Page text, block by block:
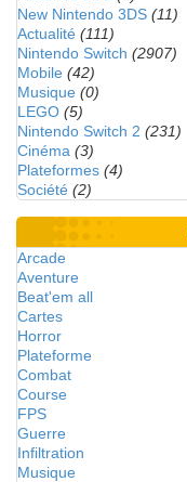
New Nintendo 3DS (11)
Actualité (111)
Nintendo Switch (2907)
Mobile (42)
Musique (0)
LEGO (5)
Nintendo Switch 2 (231)
Cinéma (3)
Plateformes (4)
Société (2)
Arcade
Aventure
Beat'em all
Cartes
Horror
Plateforme
Combat
Course
FPS
Guerre
Infiltration
Musique